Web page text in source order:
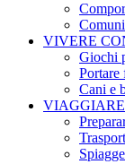
VIVERE
Giochi
Portare
Cani e